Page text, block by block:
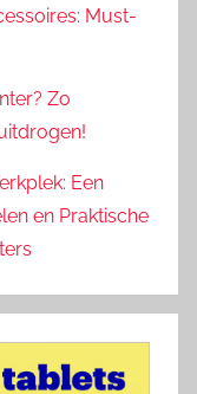
Must-
Zo
Een
en Praktische